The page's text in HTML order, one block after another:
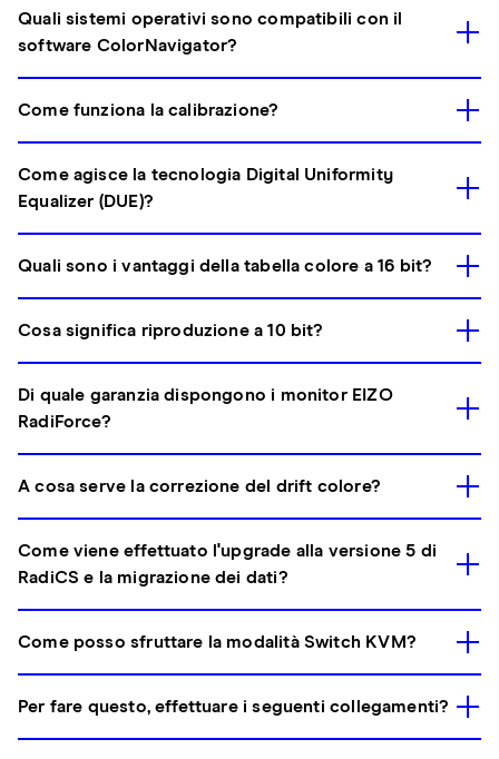
Quali sistemi operativi sono compatibili con il
software ColorNavigator?
Come funziona la calibrazione?
Come agisce la tecnologia Digital Uniformity
Equalizer (DUE)?
Quali sono i vantaggi della tabella colore a 16 bit?
Cosa significa riproduzione a 10 bit?
Di quale garanzia dispongono i monitor EIZO
RadiForce?
A cosa serve la correzione del drift colore?
Come viene effettuato l'upgrade alla versione 5 di
RadiCS e la migrazione dei dati?
Come posso sfruttare la modalità Switch KVM?
Per fare questo, effettuare i seguenti collegamenti?